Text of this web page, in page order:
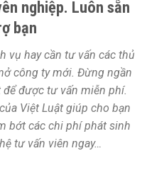
nghiệp. Luôn sẵn
bạn
vụ hay cần tư vấn các thủ
công ty mới. Đừng ngần
để được tư vấn miễn phí.
Việt Luật giúp cho bạn
bớt các chi phí phát sinh
tư vấn viên ngay…